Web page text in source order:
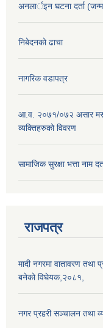
अनलार्इन घटना दर्ता
निबेदनको ढाचा
नागरिक वडापत्र
आ.व. २०७१/०७२ असार
व्यक्तिहरुको विवरण
सामाजिक सुरक्षा भत्ता नाम
राजपत्र
मादी नगरमा वातावरण तथा
बनेको विघेयक,२०८१,
नगर प्रहरी सञ्चालन तथा